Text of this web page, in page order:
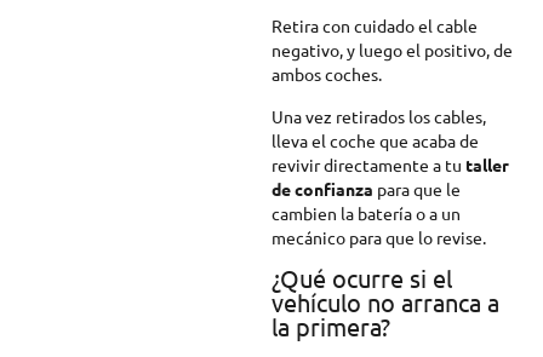
Retira con cuidado el cable
negativo, y luego el positivo, de
ambos coches.
Una vez retirados los cables,
lleva el coche que acaba de
revivir directamente a tu taller
de confianza para que le
cambien la batería o a un
mecánico para que lo revise.
¿Qué ocurre si el
vehículo no arranca a
la primera?